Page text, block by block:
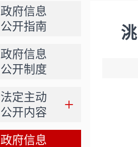
政府信息
公开指南
政府信息
公开制度
法定主动
公开内容
政府信息